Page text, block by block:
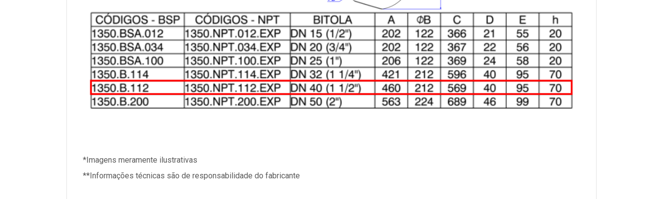
*Imagens meramente ilustrativas
**Informações técnicas são de responsabilidade do fabricante